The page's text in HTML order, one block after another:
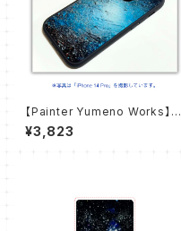
【Painter Yumeno Works】自
由への飛翔 スマホケース【iPho
ne用ラバーケース】
¥3,823